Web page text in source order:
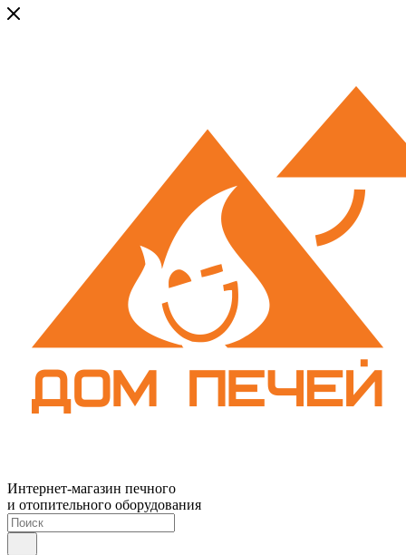
Интернет-магазин печного
и отопительного оборудования